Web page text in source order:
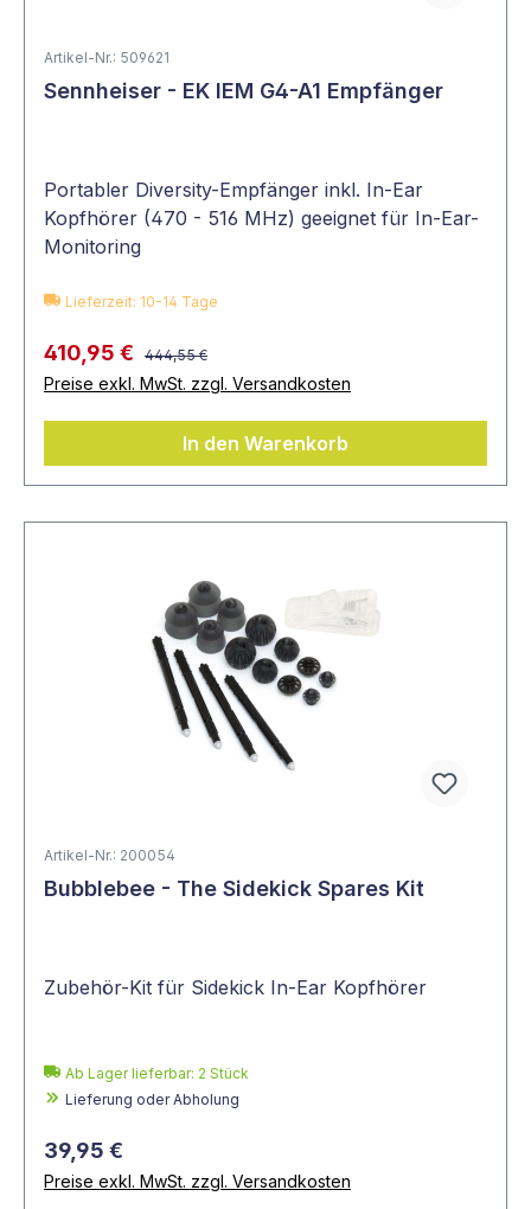
Artikel-Nr.: 509621
Sennheiser - EK IEM G4-A1 Empfänger
Portabler Diversity-Empfänger inkl. In-Ear
Kopfhörer (470 - 516 MHz) geeignet für In-Ear-
Monitoring
Lieferzeit: 10-14 Tage
410,95 € 444,55 €
Preise exkl. MwSt. zzgl. Versandkosten
In den Warenkorb
Artikel-Nr.: 200054
Bubblebee - The Sidekick Spares Kit
Zubehör-Kit für Sidekick In-Ear Kopfhörer
Ab Lager lieferbar: 2 Stück
Lieferung oder Abholung
39,95 €
Preise exkl. MwSt. zzgl. Versandkosten